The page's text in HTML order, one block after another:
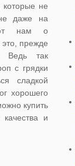
которые не
даже на
нам о
прежде
Ведь так
с грядки
сладкой
хорошего
купить
и